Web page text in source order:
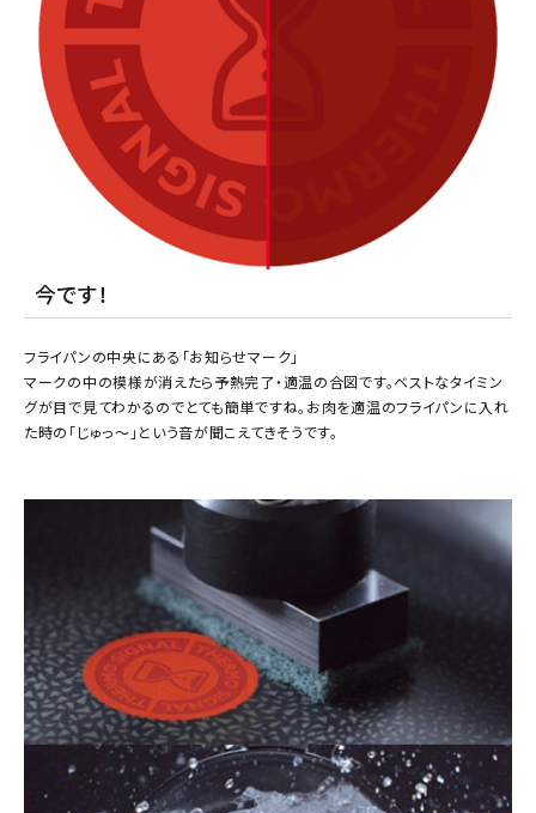
今です！
フライパンの中央にある「お知らせマーク」
マークの中の模様が消えたら予熱完了・適温の合図です。ベストなタイミン
グが目で見てわかるのでとても簡単ですね。お肉を適温のフライパンに入れ
た時の「じゅっ～」という音が聞こえてきそうです。